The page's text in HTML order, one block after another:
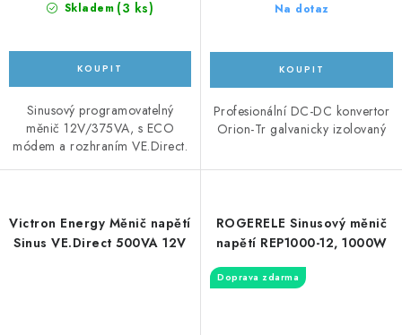
Skladem (3 ks)
Sinusový programovatelný
měnič 12V/375VA, s ECO
módem a rozhraním VE.Direct.
Na dotaz
Profesionální DC-DC konvertor
Orion-Tr galvanicky izolovaný
Victron Energy Měnič napětí
Sinus VE.Direct 500VA 12V
ROGERELE Sinusový měnič
napětí REP1000-12, 1000W
Doprava zdarma